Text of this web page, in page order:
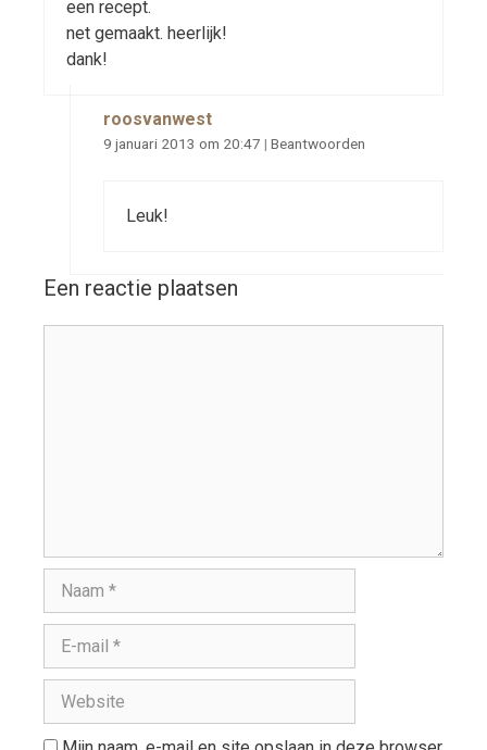
een recept.
net gemaakt. heerlijk!
dank!
roosvanwest
9 januari 2013 om 20:47 | Beantwoorden
Leuk!
Een reactie plaatsen